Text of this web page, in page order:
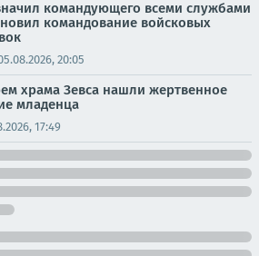
командующего всеми службами
командование войсковых
20:05
храма Зевса нашли жертвенное
младенца
17:49